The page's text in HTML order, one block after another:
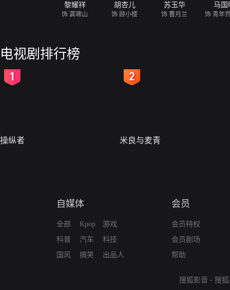
黎耀祥
饰 龚啸山
胡杏儿
饰 顾小楼
苏玉华
饰 曹月兰
马国
饰 青年
电视剧排行榜
操纵者 米良与麦青
自媒体
全部
科普
国风
Kpop
汽车
搞笑
游戏
科技
出品人
会员
会员特权
会员剧场
帮助
搜狐影音 - 搜